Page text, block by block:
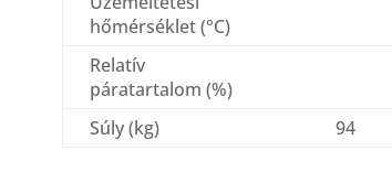
hőmérséklet (°C)
Relatív
páratartalom (%)
Súly (kg) 94